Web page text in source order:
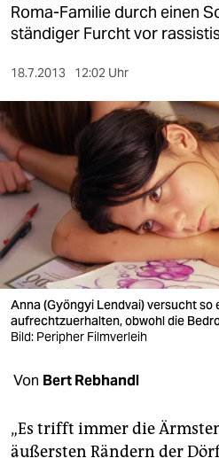
öko
gesellschaft
sport
berlin
nord
wahrheit
verlag
verlag
shop
fragen & hilfe
Roma-Familie durch einen
ständiger Furcht vor
18.7.2013 12:02 Uhr
Anna (Gyöngyi Lendvai) versucht so
aufrechtzuerhalten, obwohl die
Bild: Peripher Filmverleih
Von Bert Rebhandl
„Es trifft immer die
äußersten Rändern der